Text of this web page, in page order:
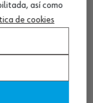
así como
de cookies